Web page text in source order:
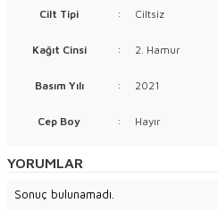
Cilt Tipi : Ciltsiz
Kağıt Cinsi : 2. Hamur
Basım Yılı : 2021
Cep Boy : Hayır
YORUMLAR
Sonuç bulunamadı.